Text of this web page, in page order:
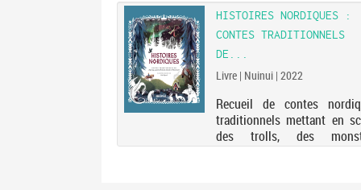
HISTOIRES NORDIQUES :
CONTES TRADITIONNELS
DE...
Livre | Nuinui | 2022
Recueil de contes
traditionnels mettant en
des trolls, des
terrifiants, des